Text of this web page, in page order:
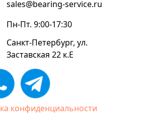
sales@bearing-service.ru
Санкт-Петербург, ул.
Заставская 22 к.Е
Пн-Пт. 9:00-17:30
конфиденциальности